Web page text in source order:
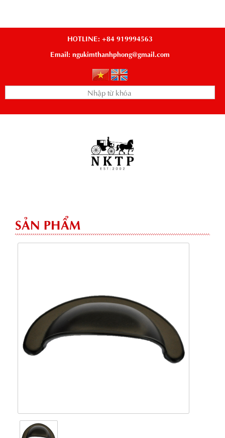
HOTLINE: +84 919994563
Email: ngukimthanhphong@gmail.com
SẢN PHẨM